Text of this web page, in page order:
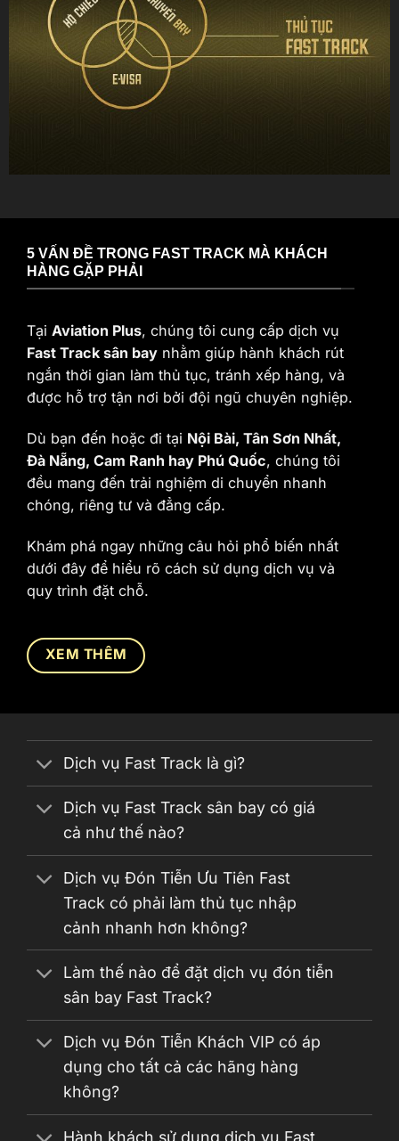
5 VẤN ĐỀ TRONG FAST TRACK MÀ KHÁCH
HÀNG GẶP PHẢI
Tại Aviation Plus, chúng tôi cung cấp dịch vụ
Fast Track sân baynhằm giúp hành khách rút
ngắn thời gian làm thủ tục, tránh xếp hàng, và
được hỗ trợ tận nơi bởi đội ngũ chuyên nghiệp.
Dù bạn đến hoặc đi tại Nội Bài, Tân Sơn Nhất,
Đà Nẵng, Cam Ranh hay Phú Quốc, chúng tôi
đều mang đến trải nghiệm di chuyển nhanh
chóng, riêng tư và đẳng cấp.
Khám phá ngay những câu hỏi phổ biến nhất
dưới đây để hiểu rõ cách sử dụng dịch vụ và
quy trình đặt chỗ.
XEM THÊM
Dịch vụ Fast Track là gì?
Dịch vụ Fast Track sân bay có giá
cả như thế nào?
Dịch vụ Đón Tiễn Ưu Tiên Fast
Track có phải làm thủ tục nhập
cảnh nhanh hơn không?
Làm thế nào để đặt dịch vụ đón tiễn
sân bay Fast Track?
Dịch vụ Đón Tiễn Khách VIP có áp
dụng cho tất cả các hãng hàng
không?
Hành khách sử dụng dịch vụ Fast